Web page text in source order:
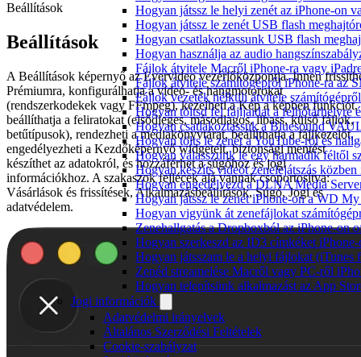
Hogyan játssz le helyi zenét az iPhone-on
Hogyan játssz le zenét USB flash
Hogyan csatlakoztassunk USB flash
Hogyan használja az audio
Fájlok átvitele Macről iPhone-ra vagy
Fájlok átvitele számítógépről iPhone-ra az
Fájlok vezeték nélküli átvitele
Hogyan töltsd fel fájljaidat a felhőtárhelyre
Hogyan csatlakoztassuk a Bluesound
Hogyan tölts le zenét a YouTube-ról és
Hogyan válasszunk le egy harmadik féltől
Hogyan készíts videót zenelejátszás közben
Hogyan engedélyezd a DLNA Media
Hogyan játssz le zenét iPhone-on a WD
Hogyan vigyünk át zenefájlokat
Zenehallgatás a Dropboxból az iPhone-on
Hogyan szerkeszd az ID3 címkéket
Hogyan játsszam le a helyi fájlokat (iTunes
Zenéd streamelése Macről vagy PC-ről
Hogyan telepítsünk alkalmazást az App
Jogi információk
Adatvédelmi irányelvek
Általános Szerződési Feltételek
Cookie-szabályzat
Beállítások
Beállítások
A Beállítások képernyő az Evervideo vezérlőközpontja. Innen
Prémiumra, konfigurálhatja a videó- és hangmotorokat
(rendszerkodekek vagy FFmpeg), kezelheti a Kép a képben funkciót,
beállíthatja a feliratokat (elsődleges, másodlagos, libass, külső fájlok,
betűtípusok), rendezheti a médiakönyvtárat, beállíthatja a fájlkezelőt,
engedélyezheti a Kezdőképernyő widgeteit, biztonsági mentést
készíthet az adatokról, és hozzáférhet a súgóhoz és jogi
információkhoz. A szakaszok fejlécek alá vannak csoportosítva:
Vásárlások és frissítések, Alkalmazásbeállítások, Súgó, Jogi és
adatvédelem.